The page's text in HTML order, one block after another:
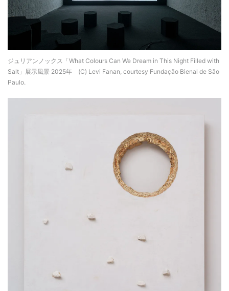
ジュリアンノックス「What Colours Can We Dream in This Night Filled with
Salt」展示風景 2025年 (C) Levi Fanan, courtesy Fundação Bienal de São
Paulo.